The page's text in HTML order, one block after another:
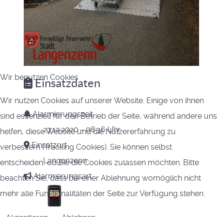
Einsatzdaten
Alarmierungszeit
27.12.2020 - 08:36 Uhr
Einsatzort
Langenzenn
Alarmierungsart
Wir benutzen Cookies
Wir nutzen Cookies auf unserer Website. Einige von ihnen
sind essenziell für den Betrieb der Seite, während andere uns
helfen, diese Website und die Nutzererfahrung zu
verbessern (Tracking Cookies). Sie können selbst
entscheiden, ob Sie die Cookies zulassen möchten. Bitte
beachten Sie, dass bei einer Ablehnung womöglich nicht
mehr alle Funktionalitäten der Seite zur Verfügung stehen.